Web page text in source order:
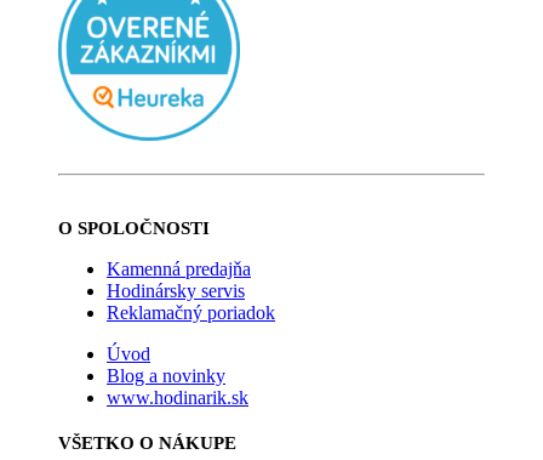
O SPOLOČNOSTI
Kamenná predajňa
Hodinársky servis
Reklamačný poriadok
Úvod
Blog a novinky
www.hodinarik.sk
VŠETKO O NÁKUPE